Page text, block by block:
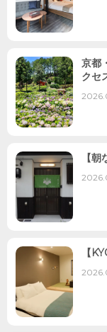
京都
クセ
【
【